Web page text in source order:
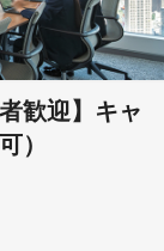
歓迎】キャ
）